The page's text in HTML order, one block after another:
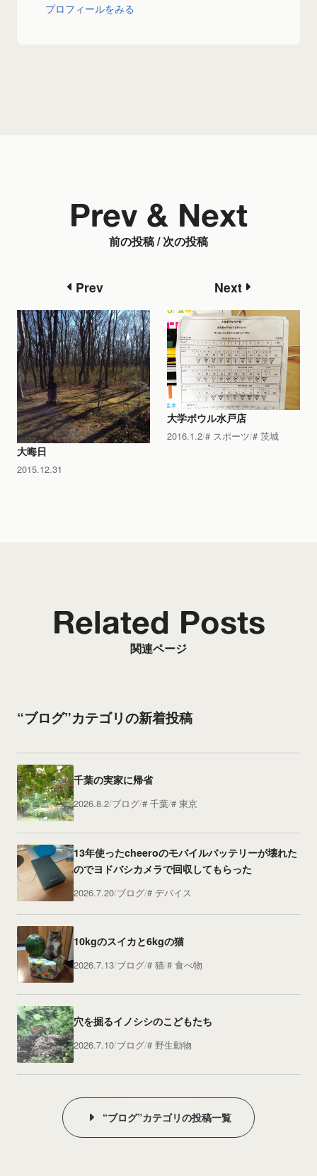
プロフィールをみる
前の投稿 / 次の投稿
Prev & Next
Prev
大晦日
2015.12.31
Next
大学ボウル水戸店
2016.1.2 スポーツ 茨城
関連ページ
Related Posts
“ブログ”カテゴリの新着投稿
千葉の実家に帰省
2026.8.2 ブログ 千葉 東京
13年使ったcheeroのモバイルバッテリーが壊れた
のでヨドバシカメラで回収してもらった
2026.7.20 ブログ デバイス
10kgのスイカと6kgの猫
2026.7.13 ブログ 猫 食べ物
穴を掘るイノシシのこどもたち
2026.7.10 ブログ 野生動物
“ブログ”カテゴリの投稿一覧